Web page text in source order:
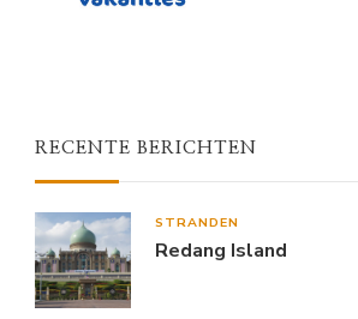
RECENTE BERICHTEN
STRANDEN
Redang Island